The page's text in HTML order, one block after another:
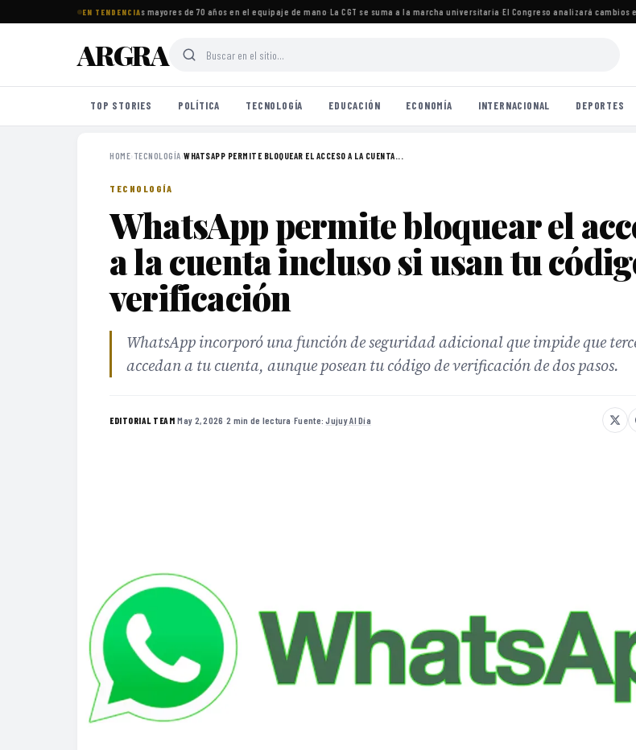
EN TENDENCIA
imprescindibles para viajeros mayores de 70 años en el equipaje de mano·La CGT se suma a la marcha universitaria·El Congreso analizará cambios
ARGRA
TOP STORIES POLÍTICA TECNOLOGÍA EDUCACIÓN ECONOMÍA INTERNACIONAL DEPORTES
HOME› TECNOLOGÍA›WHATSAPP PERMITE BLOQUEAR EL ACCESO A LA CUENTA...
TECNOLOGÍA
WhatsApp permite bloquear el
a la cuenta incluso si usan tu
verificación
WhatsApp incorporó una función de seguridad adicional que impide que
accedan a tu cuenta, aunque posean tu código de verificación de dos pasos.
EDITORIAL TEAM·May 2, 2026 ·2 min de lectura ·Fuente:Jujuy Al Día